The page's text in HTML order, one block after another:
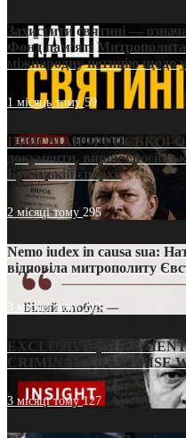
Захистити святині —
Фонд пам’яті
міжнародну петицію щодо
1 місяць тому59
ПРИСМАК «РУССЬКОГО
документи, вирок і
Бучацькій єпархії
2 місяці тому 295
Nemo iudex in causa sua:
відповіла митрополиту
3 місяці тому213
EXCLUSIVE
CRIMINAL FRANCHISE
3 місяці тому127